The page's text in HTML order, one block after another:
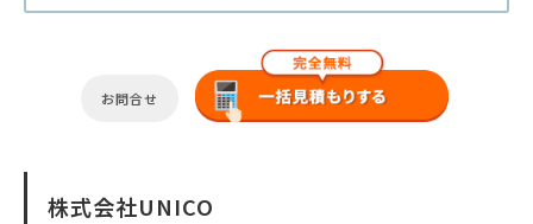
お問合せ
株式会社UNICO